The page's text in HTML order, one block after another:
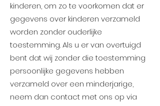
kinderen, om zo te voorkomen dat er
gegevens over kinderen verzameld
worden zonder ouderlijke
toestemming. Als u er van overtuigd
bent dat wij zonder die toestemming
persoonlijke gegevens hebben
verzameld over een minderjarige,
neem dan contact met ons op via